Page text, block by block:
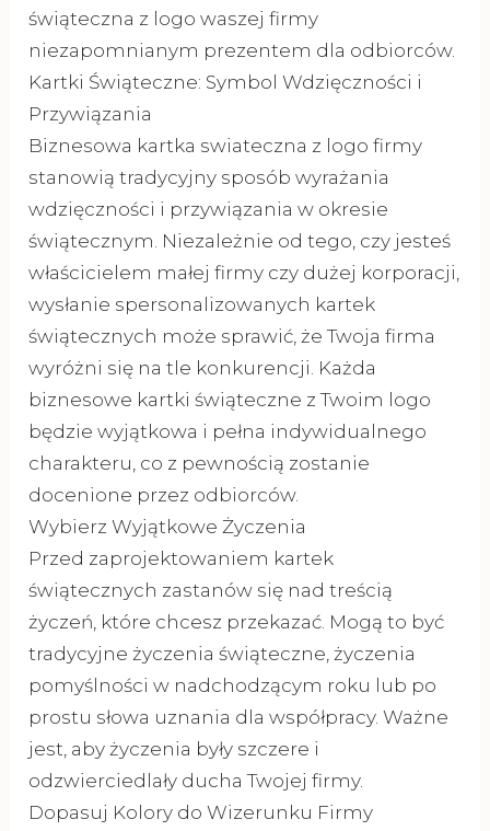
świąteczna z logo waszej firmy
niezapomnianym prezentem dla odbiorców.
Kartki Świąteczne: Symbol Wdzięczności i
Przywiązania
Biznesowa kartka swiateczna z logo firmy
stanowią tradycyjny sposób wyrażania
wdzięczności i przywiązania w okresie
świątecznym. Niezależnie od tego, czy jesteś
właścicielem małej firmy czy dużej korporacji,
wysłanie spersonalizowanych kartek
świątecznych może sprawić, że Twoja firma
wyróżni się na tle konkurencji. Każda
biznesowe kartki świąteczne z Twoim logo
będzie wyjątkowa i pełna indywidualnego
charakteru, co z pewnością zostanie
docenione przez odbiorców.
Wybierz Wyjątkowe Życzenia
Przed zaprojektowaniem kartek
świątecznych zastanów się nad treścią
życzeń, które chcesz przekazać. Mogą to być
tradycyjne życzenia świąteczne, życzenia
pomyślności w nadchodzącym roku lub po
prostu słowa uznania dla współpracy. Ważne
jest, aby życzenia były szczere i
odzwierciedlały ducha Twojej firmy.
Dopasuj Kolory do Wizerunku Firmy